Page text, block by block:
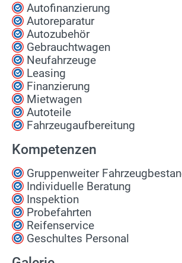
Autofinanzierung
Autoreparatur
Autozubehör
Gebrauchtwagen
Neufahrzeuge
Leasing
Finanzierung
Mietwagen
Autoteile
Fahrzeugaufbereitung
Kompetenzen
Gruppenweiter
Individuelle Beratung
Inspektion
Probefahrten
Reifenservice
Geschultes Personal